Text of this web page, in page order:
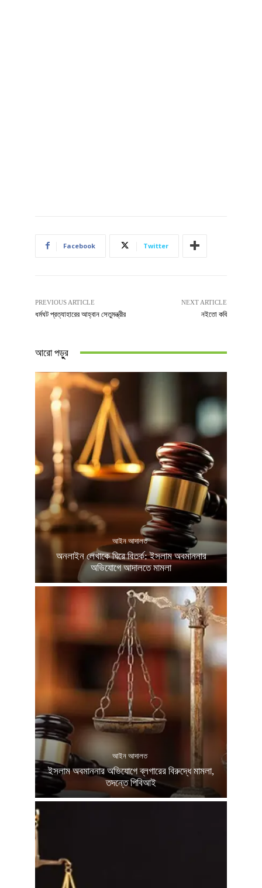
Facebook Twitter
PREVIOUS ARTICLE
ধর্মঘট প্রত্যাহারের আহ্বান সেতুমন্ত্রীর
NEXT ARTICLE
নইতো কবি
আরো পড়ুুর
আইন আদালত
অনলাইন লেখাকে ঘিরে বিতর্ক: ইসলাম অবমাননার
অভিযোগে আদালতে মামলা
আইন আদালত
ইসলাম অবমাননার অভিযোগে ব্লগারের বিরুদ্ধে মামলা,
তদন্তে পিবিআই